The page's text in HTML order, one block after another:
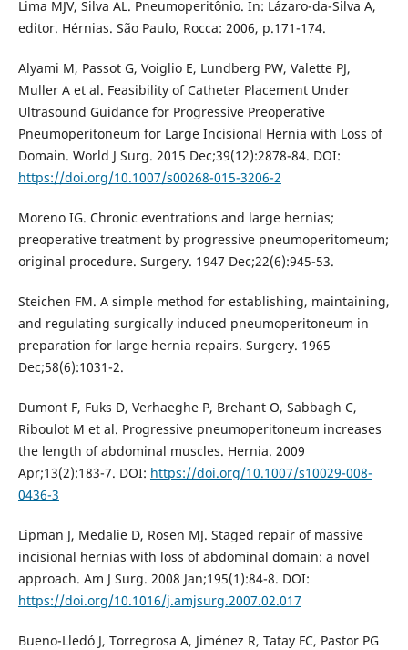
Lima MJV, Silva AL. Pneumoperitônio. In: Lázaro-da-Silva A,
editor. Hérnias. São Paulo, Rocca: 2006, p.171-174.
Alyami M, Passot G, Voiglio E, Lundberg PW, Valette PJ,
Muller A et al. Feasibility of Catheter Placement Under
Ultrasound Guidance for Progressive Preoperative
Pneumoperitoneum for Large Incisional Hernia with Loss of
Domain. World J Surg. 2015 Dec;39(12):2878-84. DOI:
https://doi.org/10.1007/s00268-015-3206-2
Moreno IG. Chronic eventrations and large hernias;
preoperative treatment by progressive pneumoperitomeum;
original procedure. Surgery. 1947 Dec;22(6):945-53.
Steichen FM. A simple method for establishing, maintaining,
and regulating surgically induced pneumoperitoneum in
preparation for large hernia repairs. Surgery. 1965
Dec;58(6):1031-2.
Dumont F, Fuks D, Verhaeghe P, Brehant O, Sabbagh C,
Riboulot M et al. Progressive pneumoperitoneum increases
the length of abdominal muscles. Hernia. 2009
Apr;13(2):183-7. DOI: https://doi.org/10.1007/s10029-008-
0436-3
Lipman J, Medalie D, Rosen MJ. Staged repair of massive
incisional hernias with loss of abdominal domain: a novel
approach. Am J Surg. 2008 Jan;195(1):84-8. DOI:
https://doi.org/10.1016/j.amjsurg.2007.02.017
Bueno-Lledó J, Torregrosa A, Jiménez R, Tatay FC, Pastor PG